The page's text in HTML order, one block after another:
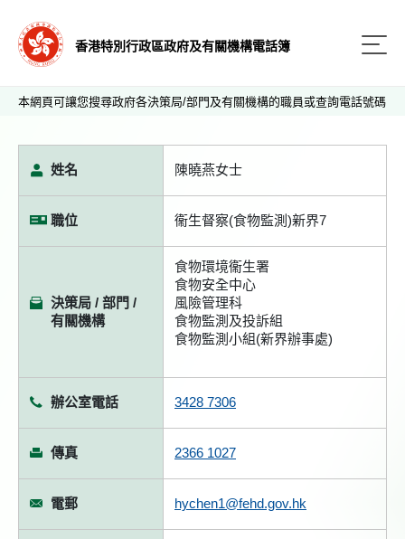
香港特別行政區政府及有關機構電話簿
本網頁可讓您搜尋政府各決策局/部門及有關機構的職員或查詢電話號碼
姓名 陳曉燕女士
職位 衞生督察(食物監測)新界7
決策局 / 部門 /
有關機構
食物環境衞生署
食物安全中心
風險管理科
食物監測及投訴組
食物監測小組(新界辦事處)
辦公室電話 3428 7306
傳真 2366 1027
電郵 hychen1@fehd.gov.hk